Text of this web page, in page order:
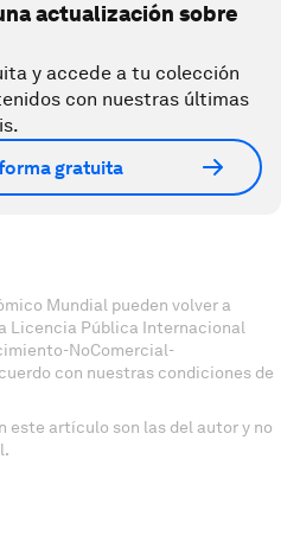
actualización sobre
y accede a tu colección
con nuestras últimas
gratuita
Mundial pueden volver a
Licencia Pública Internacional
NoComercial-
con nuestras condiciones de
este artículo son las del autor y no